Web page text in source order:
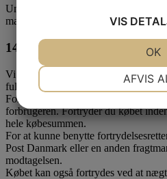
Umiddelbart efter vi har modtaget
mail om det videre forløb.
14 dages fuld returret også
Vi overholder forbrugeraftaleloven
fuld returret på alle vare købt hos
Fortrydelsesretten løber fra det
forbrugeren. Fortryder du købet
hele købesummen.
For at kunne benytte
Post Danmark eller en anden
modtagelsen.
Købet kan også fortrydes ved at
VIS
MARKETING
AFVIS
OK